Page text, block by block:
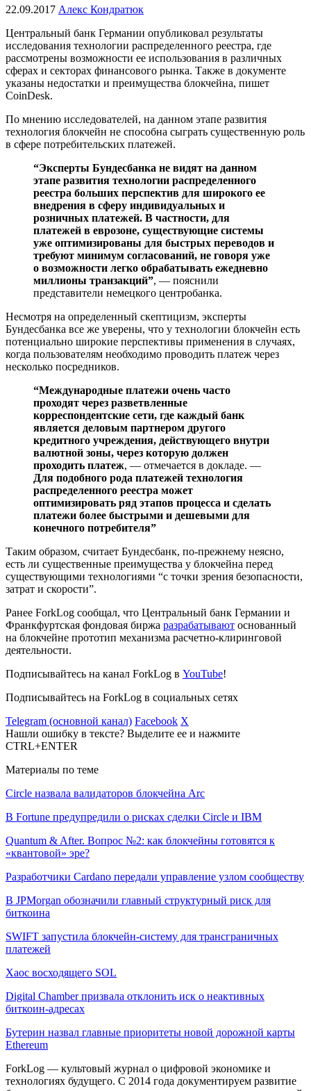
22.09.2017 Алекс Кондратюк
Центральный банк Германии опубликовал результаты
исследования технологии распределенного реестра, где
рассмотрены возможности ее использования в различных
сферах и секторах финансового рынка. Также в документе
указаны недостатки и преимущества блокчейна, пишет
CoinDesk.
По мнению исследователей, на данном этапе развития
технология блокчейн не способна сыграть существенную роль
в сфере потребительских платежей.
“Эксперты Бундесбанка не видят на данном
этапе развития технологии распределенного
реестра больших перспектив для широкого ее
внедрения в сферу индивидуальных и
розничных платежей. В частности, для
платежей в еврозоне, существующие системы
уже оптимизированы для быстрых переводов и
требуют минимум согласований, не говоря уже
о возможности легко обрабатывать ежедневно
миллионы транзакций”, — пояснили
представители немецкого центробанка.
Несмотря на определенный скептицизм, эксперты
Бундесбанка все же уверены, что у технологии блокчейн есть
потенциально широкие перспективы применения в случаях,
когда пользователям необходимо проводить платеж через
несколько посредников.
“Международные платежи очень часто
проходят через разветвленные
корреспондентские сети, где каждый банк
является деловым партнером другого
кредитного учреждения, действующего внутри
валютной зоны, через которую должен
проходить платеж, — отмечается в докладе. —
Для подобного рода платежей технология
распределенного реестра может
оптимизировать ряд этапов процесса и сделать
платежи более быстрыми и дешевыми для
конечного потребителя”
Таким образом, считает Бундесбанк, по-прежнему неясно,
есть ли существенные преимущества у блокчейна перед
существующими технологиями “с точки зрения безопасности,
затрат и скорости”.
Ранее ForkLog сообщал, что Центральный банк Германии и
Франкфуртская фондовая биржа разрабатывают основанный
на блокчейне прототип механизма расчетно-клиринговой
деятельности.
Подписывайтесь на канал ForkLog в YouTube!
Подписывайтесь на ForkLog в социальных сетях
Telegram (основной канал) Facebook X
Нашли ошибку в тексте? Выделите ее и нажмите
CTRL+ENTER
Материалы по теме
Circle назвала валидаторов блокчейна Arc
В Fortune предупредили о рисках сделки Circle и IBM
Quantum & After. Вопрос №2: как блокчейны готовятся к
«квантовой» эре?
Разработчики Cardano передали управление узлом сообществу
В JPMorgan обозначили главный структурный риск для
биткоина
SWIFT запустила блокчейн-систему для трансграничных
платежей
Хаос восходящего SOL
Digital Chamber призвала отклонить иск о неактивных
биткоин-адресах
Бутерин назвал главные приоритеты новой дорожной карты
Ethereum
ForkLog — культовый журнал о цифровой экономике и
технологиях будущего. С 2014 года документируем развитие